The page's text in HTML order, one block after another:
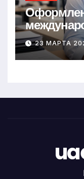
23 МАРТА